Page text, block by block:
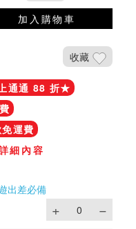
加入購物車
收藏
通通 88 折★
運費
細內容
出差必備